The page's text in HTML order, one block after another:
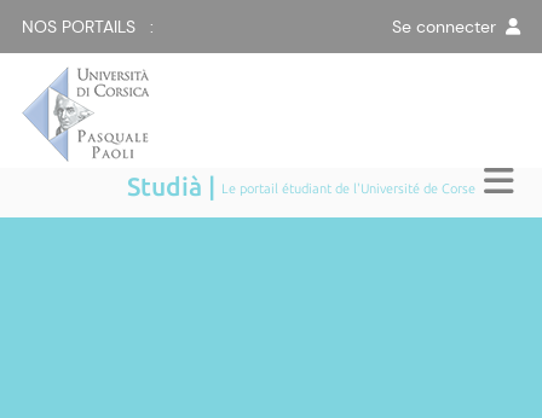
NOS PORTAILS : Se connecter
Studià | Le portail étudiant de l'Université de Corse